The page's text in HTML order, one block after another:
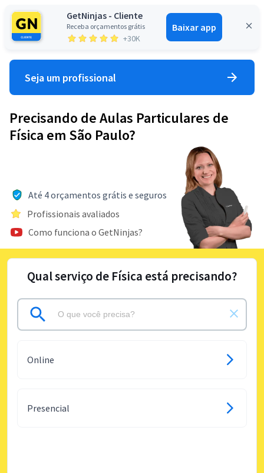
GetNinjas - Cliente
Receba orçamentos grátis
+30K
Baixar app
Entrar
Seja um profissional
Precisando de Aulas Particulares de
Física em São Paulo?
Até 4 orçamentos grátis e seguros
Profissionais avaliados
Como funciona o GetNinjas?
Qual serviço de Física está precisando?
Online
Presencial